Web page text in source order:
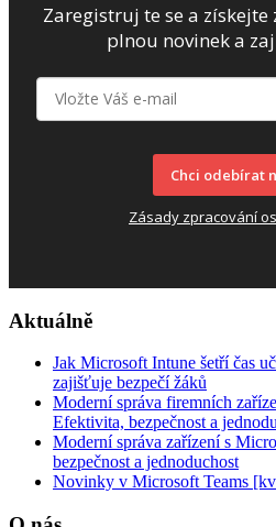
Zaregistruj te se a
plnou novinek a
Chci odebírat
Zásady zpracování
Aktuálně
Jak Microsoft Intune šetří čas
zajišťuje bezpečí žáků
Moderní správa firemních
Efektivita, bezpečnost a
Moderní správa zařízení s
bezpečnost a jednoduchost
Novinky v Microsoft Teams